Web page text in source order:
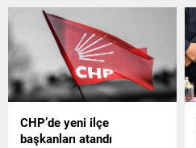
hedeflerine yönelik
çalışmaların kararlılıkla
sürdürüleceği vurgulandı.
CHP’de yeni ilçe
başkanları atandı